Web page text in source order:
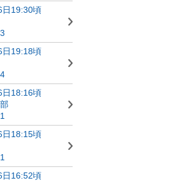
日19:30頃
日19:18頃
日18:16頃
日18:15頃
日16:52頃